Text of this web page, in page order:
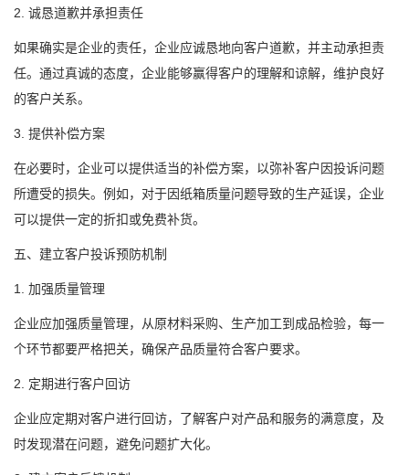
2. 诚恳道歉并承担责任
如果确实是企业的责任，企业应诚恳地向客户道歉，并主动承担责
任。通过真诚的态度，企业能够赢得客户的理解和谅解，维护良好
的客户关系。
3. 提供补偿方案
在必要时，企业可以提供适当的补偿方案，以弥补客户因投诉问题
所遭受的损失。例如，对于因纸箱质量问题导致的生产延误，企业
可以提供一定的折扣或免费补货。
五、建立客户投诉预防机制
1. 加强质量管理
企业应加强质量管理，从原材料采购、生产加工到成品检验，每一
个环节都要严格把关，确保产品质量符合客户要求。
2. 定期进行客户回访
企业应定期对客户进行回访，了解客户对产品和服务的满意度，及
时发现潜在问题，避免问题扩大化。